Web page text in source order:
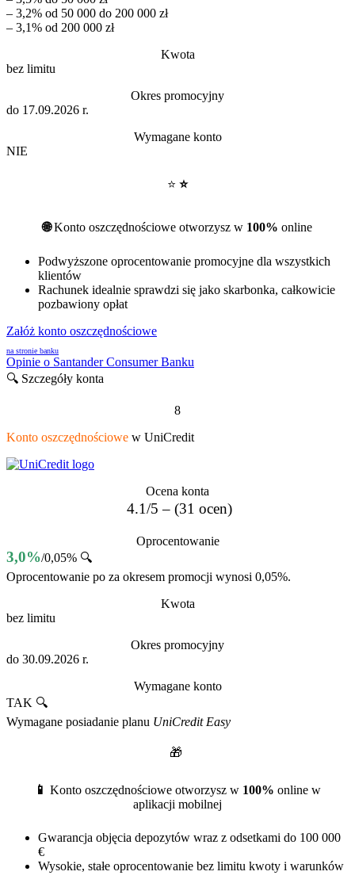
– 3,2% od 50 000 do 200 000 zł
– 3,1% od 200 000 zł
Kwota
bez limitu
Okres promocyjny
do 17.09.2026 r.
Wymagane konto
NIE
⭐ ⭐
🌐Konto oszczędnościowe otworzysz w 100% online
Podwyższone oprocentowanie promocyjne dla wszystkich
klientów
Rachunek idealnie sprawdzi się jako skarbonka, całkowicie
pozbawiony opłat
Załóż konto oszczędnościowe
na stronie banku
Opinie o Santander Consumer Banku
🔍 Szczegóły konta
8
Konto oszczędnościowe w UniCredit
Ocena konta
4.1/5 – (31 ocen)
Oprocentowanie
3,0%/0,05% 🔍
Oprocentowanie po za okresem promocji wynosi 0,05%.
Kwota
bez limitu
Okres promocyjny
do 30.09.2026 r.
Wymagane konto
TAK 🔍
Wymagane posiadanie planu UniCredit Easy
🎁
📱 Konto oszczędnościowe otworzysz w 100% online w
aplikacji mobilnej
Gwarancja objęcia depozytów wraz z odsetkami do 100 000
€
Wysokie, stałe oprocentowanie bez limitu kwoty i warunków